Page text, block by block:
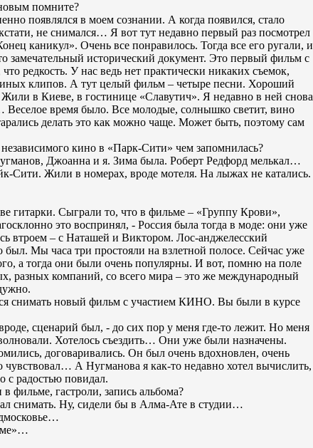
помните?
появлялся в моем сознании. А когда появился, стало
не снимался… Я вот тут недавно первый раз посмотрел
каникул». Очень все понравилось. Тогда все его ругали, и
замечательный исторический документ. Это первый фильм с
редкость. У нас ведь нет практически никаких съемок,
клипов. А тут целый фильм – четыре песни. Хороший
в Киеве, в гостинице «Славутич». Я недавно в ней снова
Веселое время было. Все молодые, солнышко светит, вино
делать это как можно чаще. Может быть, поэтому сам
кино в «Парк-Сити» чем запомнилась?
Джоанна и я. Зима была. Роберт Редфорд мелькал…
Сити. Жили в номерах, вроде мотеля. На лыжах не катались.
гитарки. Сыграли то, что в фильме – «Группу Крови»,
это воспринял, - Россия была тогда в моде: они уже
втроем – с Наташей и Виктором. Лос-анджелесский
был. Мы часа три простояли на взлетной полосе. Сейчас уже
а тогда они были очень популярны. И вот, помню на поле
разных компаний, со всего мира – это же международный
снимать новый фильм с участием КИНО. Вы были в курсе
сценарий был, - до сих пор у меня где-то лежит. Но меня
Хотелось съездить… Они уже были назначены.
договаривались. Он был очень вдохновлен, очень
чувствовал… А Нугманова я как-то недавно хотел вычислить,
с радостью повидал.
фильме, гастроли, запись альбома?
снимать. Ну, сидели бы в Алма-Ате в студии…